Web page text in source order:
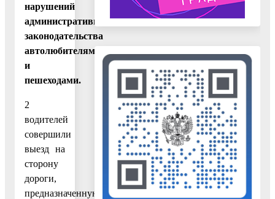
нарушений
административного
законодательства
автолюбителями
и
пешеходами.
2
водителей
совершили
выезд на
сторону
дороги,
предназначенную